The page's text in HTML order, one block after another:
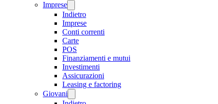
Imprese
Indietro
Imprese
Conti correnti
Carte
POS
Finanziamenti e mutui
Investimenti
Assicurazioni
Leasing e factoring
Giovani